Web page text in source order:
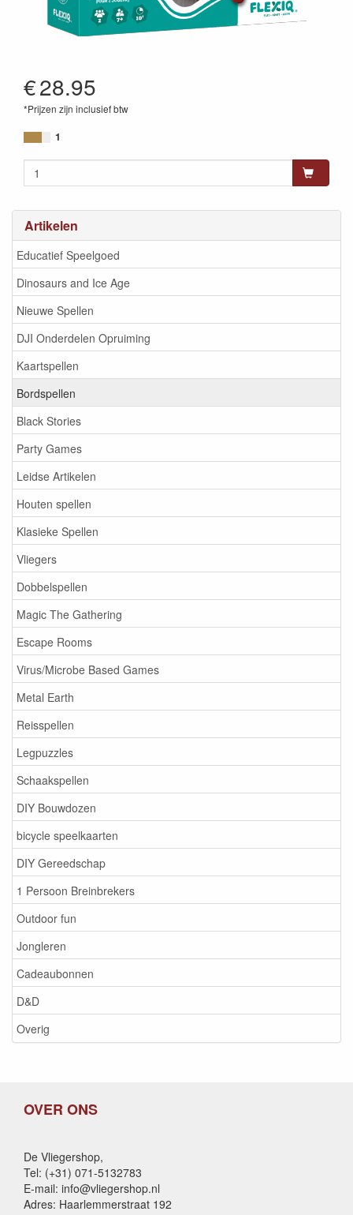
Artikelen
Educatief Speelgoed
Dinosaurs and Ice Age
Nieuwe Spellen
DJI Onderdelen Opruiming
Kaartspellen
Bordspellen
Black Stories
Party Games
Leidse Artikelen
Houten spellen
Klasieke Spellen
Vliegers
Dobbelspellen
Magic The Gathering
Escape Rooms
Virus/Microbe Based Games
Metal Earth
Reisspellen
Legpuzzles
Schaakspellen
DIY Bouwdozen
bicycle speelkaarten
DIY Gereedschap
1 Persoon Breinbrekers
Outdoor fun
Jongleren
Cadeaubonnen
D&D
Overig
€28.95
*Prijzen zijn inclusief btw
5430003112328
1
OVER ONS
De Vliegershop,
Tel: (+31) 071-5132783
E-mail: info@vliegershop.nl
Adres: Haarlemmerstraat 192